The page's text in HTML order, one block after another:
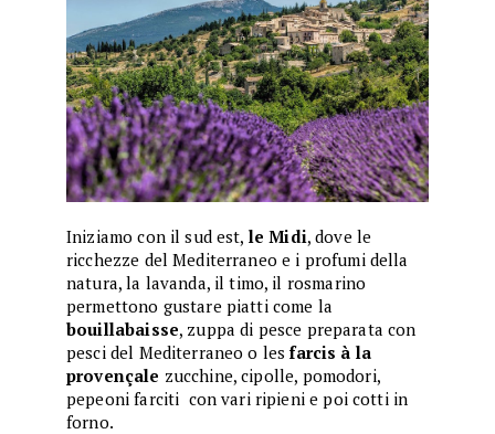
Iniziamo con il sud est, le Midi, dove le
ricchezze del Mediterraneo e i profumi della
natura, la lavanda, il timo, il rosmarino
permettono gustare piatti come la
bouillabaisse, zuppa di pesce preparata con
pesci del Mediterraneo o lesfarcis à la
provençale zucchine, cipolle, pomodori,
pepeoni farciti con vari ripieni e poi cotti in
forno.